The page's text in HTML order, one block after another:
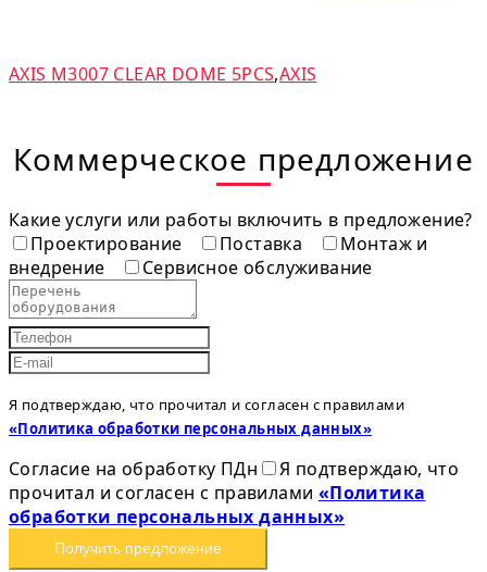
AXIS M3007 CLEAR DOME 5PCS,AXIS
Коммерческое предложение
Какие услуги или работы включить в предложение?
Проектирование
Поставка
Монтаж и
внедрение
Сервисное обслуживание
Я подтверждаю, что прочитал и согласен с правилами
«Политика обработки персональных данных»
Согласие на обработку ПДн
Я подтверждаю, что
прочитал и согласен с правилами «Политика
обработки персональных данных»
Получить предложение